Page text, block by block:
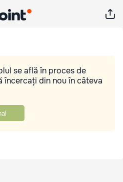
se află în proces de
încercați din nou în câteva